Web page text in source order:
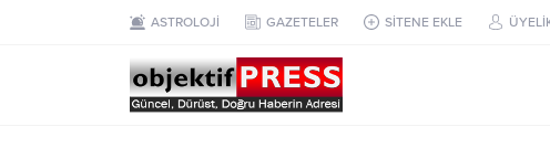
ASTROLOJİ GAZETELER SİTENE EKLE